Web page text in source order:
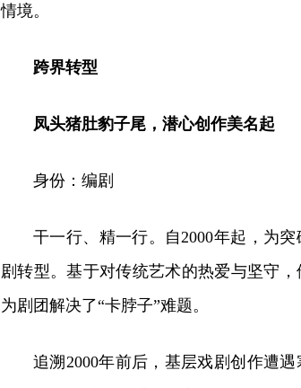
情境。
跨界转型
凤头猪肚豹子尾，潜心创作美名起
身份：编剧
干一行、精一行。自2000年起，为
剧转型。基于对传统艺术的热爱与坚守
为剧团解决了“卡脖子”难题。
追溯2000年前后，基层戏剧创作遭